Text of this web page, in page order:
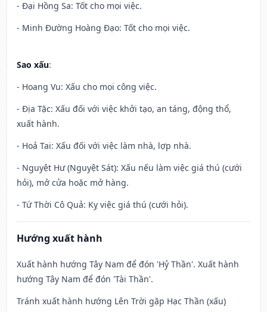
- Đại Hồng Sa: Tốt cho mọi việc.
- Minh Đường Hoàng Đạo: Tốt cho mọi việc.
Sao xấu:
- Hoang Vu: Xấu cho mọi công việc.
- Địa Tặc: Xấu đối với việc khởi tạo, an táng, động thổ,
xuất hành.
- Hoả Tai: Xấu đối với việc làm nhà, lợp nhà.
- Nguyệt Hư (Nguyệt Sát): Xấu nếu làm việc giá thú (cưới
hỏi), mở cửa hoặc mở hàng.
- Tứ Thời Cô Quả: Kỵ việc giá thú (cưới hỏi).
Hướng xuất hành
Xuất hành hướng Tây Nam để đón 'Hỷ Thần'. Xuất hành
hướng Tây Nam để đón 'Tài Thần'.
Tránh xuất hành hướng Lên Trời gặp Hạc Thần (xấu)